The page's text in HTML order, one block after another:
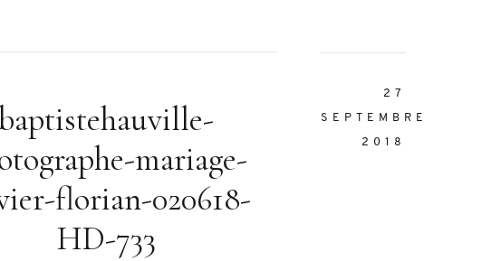
27
SEPTEMBRE
2018
mariage-
florian-020618-
HD-733
Services
About
Contact